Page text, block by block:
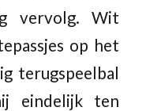
vervolg. Wit
op het
terugspeelbal
eindelijk ten